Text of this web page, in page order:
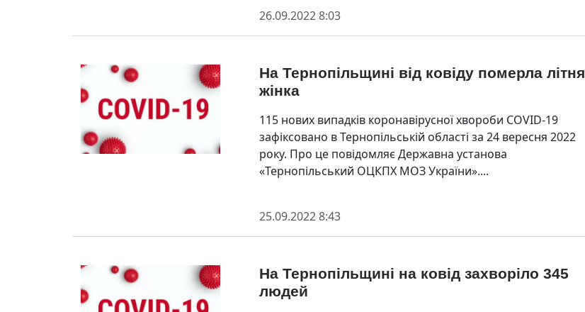
26.09.2022 8:03
На Тернопільщині від ковіду померла літня
жінка
115 нових випадків коронавірусної хвороби COVID-19
зафіксовано в Тернопільській області за 24 вересня 2022
року. Про це повідомляє Державна установа
«Тернопільський ОЦКПХ МОЗ України»....
25.09.2022 8:43
На Тернопільщині на ковід захворіло 345
людей